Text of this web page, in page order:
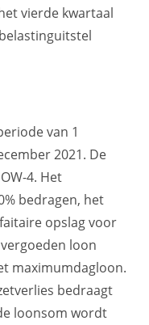
vierde kwartaal
van 1
2021. De
4. Het
bedragen, het
opslag voor
loon
maximumdagloon.
bedraagt
loonsom wordt